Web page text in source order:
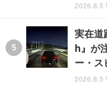
2026.8.5
実在道
h』が
ー・ス
2026.8.5